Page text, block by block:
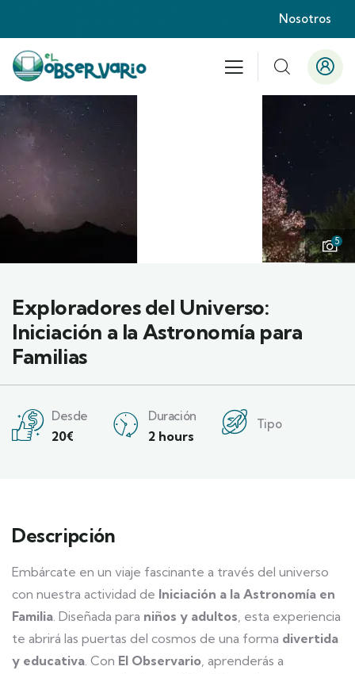
Nosotros
5
Exploradores del Universo:
Iniciación a la Astronomía para
Familias
Desde
20€
Duración
2 hours
Tipo
Descripción
Embárcate en un viaje fascinante a través del universo
con nuestra actividad de Iniciación a la Astronomía en
Familia. Diseñada para niños y adultos, esta experiencia
te abrirá las puertas del cosmos de una forma divertida
y educativa. Con El Observario, aprenderás a